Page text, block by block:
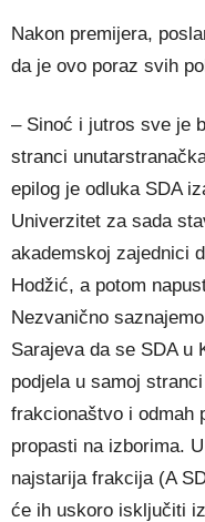
Nakon premijera,
da je ovo poraz svih
– Sinoć i jutros sve je
stranci
epilog je odluka SDA
Univerzitet za sada
akademskoj zajednici
Hodžić, a potom
Nezvanično
Sarajeva da se SDA u
podjela u samoj
frakcionaštvo i odmah
propasti na izborima.
najstarija frakcija (A
će ih uskoro isključiti